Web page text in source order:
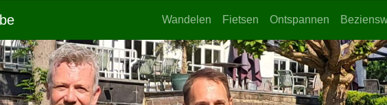
Wandelen Fietsen Ontspannen